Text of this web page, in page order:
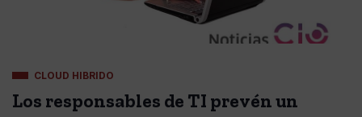
CLOUD HIBRIDO
Los responsables de TI prevén un